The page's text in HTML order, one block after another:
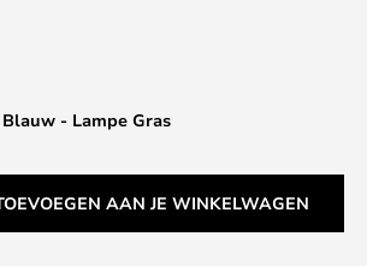
- Lampe Gras
AAN JE WINKELWAGEN